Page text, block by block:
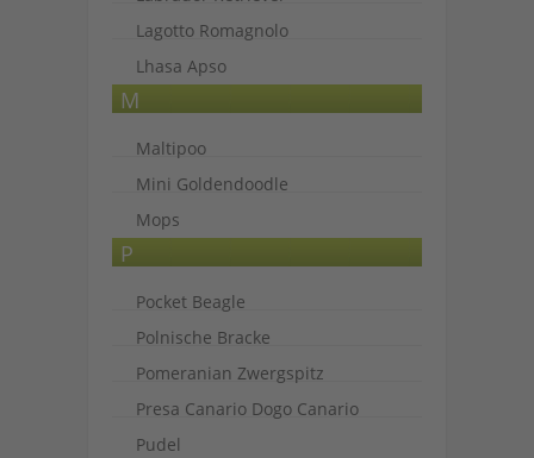
Lagotto Romagnolo
Lhasa Apso
M
Maltipoo
Mini Goldendoodle
Mops
P
Pocket Beagle
Polnische Bracke
Pomeranian Zwergspitz
Presa Canario Dogo Canario
Pudel